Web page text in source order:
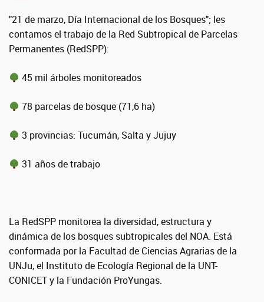
"21 de marzo, Día Internacional de los Bosques"; les
contamos el trabajo de la Red Subtropical de Parcelas
Permanentes (RedSPP):
45 mil árboles monitoreados
78 parcelas de bosque (71,6 ha)
3 provincias: Tucumán, Salta y Jujuy
31 años de trabajo
La RedSPP monitorea la diversidad, estructura y
dinámica de los bosques subtropicales del NOA. Está
conformada por la Facultad de Ciencias Agrarias de la
UNJu, el Instituto de Ecología Regional de la UNT-
CONICET y la Fundación ProYungas.